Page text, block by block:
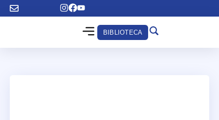
BIBLIOTECA